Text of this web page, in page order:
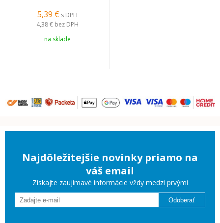
5,39 € s DPH
4,38 € bez DPH
na sklade
Najdôležitejšie novinky priamo na
váš email
Získajte zaujímavé informácie vždy medzi prvými
Odoberať